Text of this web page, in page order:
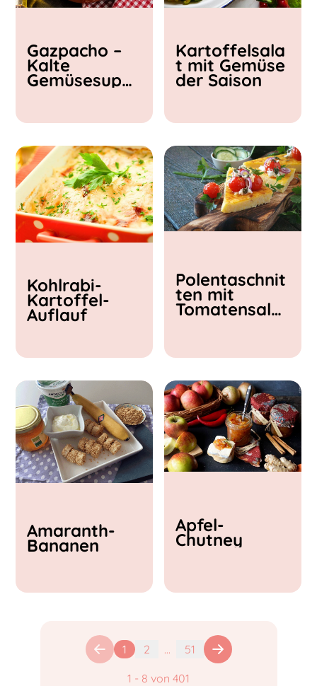
< 15 min
15 - 30 min
30 - 60 min
Gazpacho –
Kalte
Gemüsesupp
Kartoffelsala
t mit Gemüse
der Saison
Kohlrabi-
Kartoffel-
Auflauf
Polentaschnit
ten mit
Tomatensalat
Amaranth-
Bananen
Apfel-
Chutney
1 2 ... 51
1 - 8 von 401